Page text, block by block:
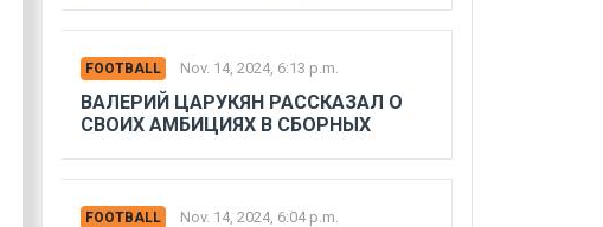
FOOTBALL Nov. 14, 2024, 6:13 p.m.
ВАЛЕРИЙ ЦАРУКЯН РАССКАЗАЛ О
СВОИХ АМБИЦИЯХ В СБОРНЫХ
FOOTBALL Nov. 14, 2024, 6:04 p.m.